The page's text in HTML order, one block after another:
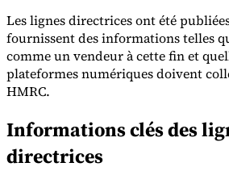
Calculateur de VATCalculateur de GST
Suivi
facturation électronique
Les lignes directrices ont été
fournissent des informations telles
comme un vendeur à cette fin et
plateformes numériques doivent
HMRC.
Informations clés des
directrices